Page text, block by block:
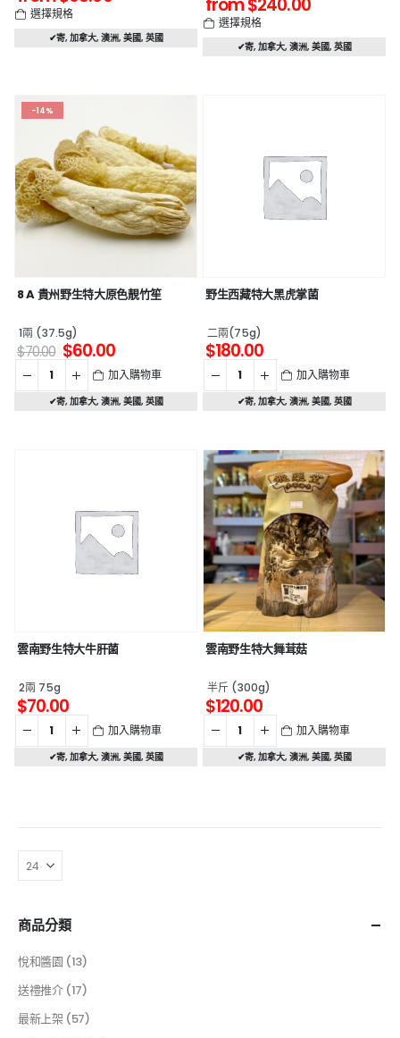
選擇規格
✔寄, 加拿大, 澳洲, 美國, 英國
選擇規格
✔寄, 加拿大, 澳洲, 美國, 英國
-14%
8 A 貴州野生特大原色靚竹笙
1兩 (37.5g)
$70.00 $60.00
加入購物車
✔寄, 加拿大, 澳洲, 美國, 英國
野生西藏特大黑虎掌菌
二兩(75g)
$180.00
加入購物車
✔寄, 加拿大, 澳洲, 美國, 英國
雲南野生特大牛肝菌
2兩 75g
$70.00
加入購物車
✔寄, 加拿大, 澳洲, 美國, 英國
雲南野生特大舞茸菇
半斤 (300g)
$120.00
加入購物車
✔寄, 加拿大, 澳洲, 美國, 英國
商品分類
悅和醬園 (13)
送禮推介 (17)
最新上架 (57)